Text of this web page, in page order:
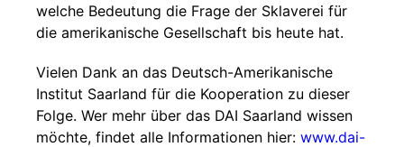
welche Bedeutung die Frage der Sklaverei für
die amerikanische Gesellschaft bis heute hat.
Vielen Dank an das Deutsch-Amerikanische
Institut Saarland für die Kooperation zu dieser
Folge. Wer mehr über das DAI Saarland wissen
möchte, findet alle Informationen hier: www.dai-